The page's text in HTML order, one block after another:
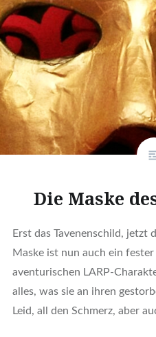
Die Maske
Erst das Tavenenschild, jetzt
Maske ist nun auch ein
aventurischen LARP-
alles, was sie an ihren
Leid, all den Schmerz, aber